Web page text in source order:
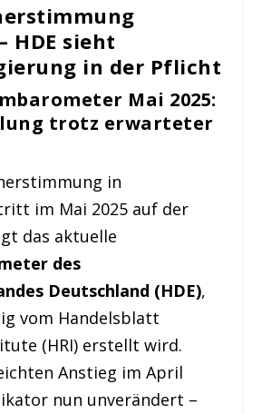
HDE sieht
in der Pflicht
Mai 2025:
trotz erwarteter
in
im Mai 2025 auf der
das aktuelle
des
Deutschland (HDE),
vom Handelsblatt
(HRI) erstellt wird.
Anstieg im April
nun unverändert –